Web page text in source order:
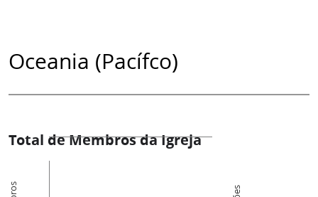
Oceania (Pacífco)
Total de Membros da Igreja